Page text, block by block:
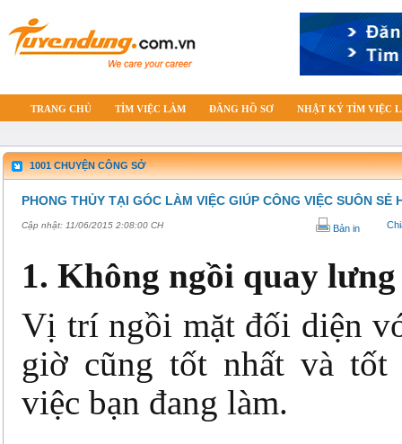
TRANG CHỦ TÌM VIỆC LÀM ĐĂNG HỒ SƠ NHẬT KÝ TÌM VIỆC
1001 CHUYỆN CÔNG SỞ
PHONG THỦY TẠI GÓC LÀM VIỆC GIÚP CÔNG VIỆC SUÔN SẺ
Cập nhật: 11/06/2015 2:08:00 CH Bản in
1. Không ngồi quay
Vị trí ngồi mặt đối diện
giờ cũng tốt nhất và tốt
việc bạn đang làm.